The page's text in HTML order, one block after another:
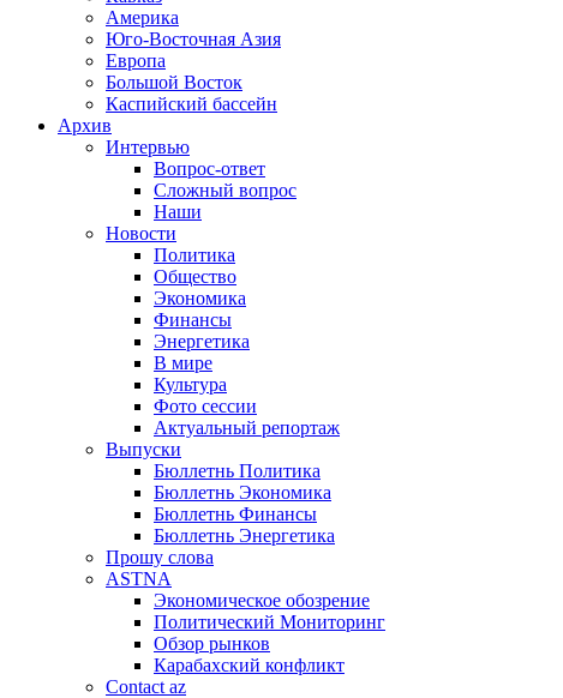
Америка
Юго-Восточная Азия
Европа
Большой Восток
Каспийский бассейн
Архив
Интервью
Вопрос-ответ
Сложный вопрос
Наши
Новости
Политика
Общество
Экономика
Финансы
Энергетика
В мире
Культура
Фото сессии
Актуальный репортаж
Выпуски
Бюллетнь Политика
Бюллетнь Экономика
Бюллетнь Финансы
Бюллетнь Энергетика
Прошу слова
ASTNA
Экономическое обозрение
Политический Мониторинг
Обзор рынков
Карабахский конфликт
Contact az